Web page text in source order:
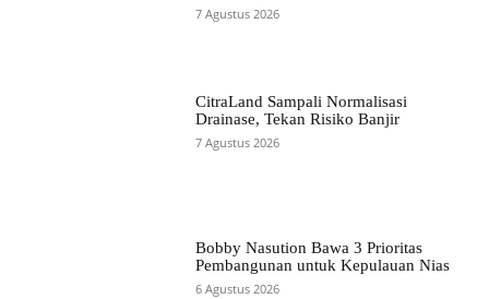
7 Agustus 2026
CitraLand Sampali Normalisasi
Drainase, Tekan Risiko Banjir
7 Agustus 2026
Bobby Nasution Bawa 3 Prioritas
Pembangunan untuk Kepulauan Nias
6 Agustus 2026